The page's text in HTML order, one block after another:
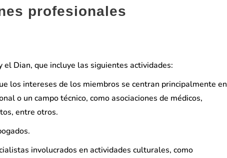
profesionales
el Dian, que incluye las siguientes actividades:
los intereses de los miembros se centran principalmente en
o un campo técnico, como asociaciones de médicos,
entre otros.
involucrados en actividades culturales, como